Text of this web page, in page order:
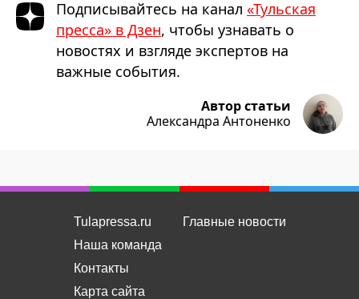
Подписывайтесь на канал «Тульская
пресса» в Дзен, чтобы узнавать о
новостях и взгляде экспертов на
важные события.
Автор статьи
Александра Антоненко
Tulapressa.ru
Наша команда
Контакты
Карта сайта
Главные новости